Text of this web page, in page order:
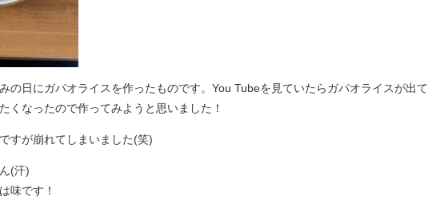
の日にガパオライスを作ったものです。You Tubeを見ていたらガパオライスが出て
くなったので作ってみようと思いました！
すが崩れてしまいました(笑)
(汗)
味です！